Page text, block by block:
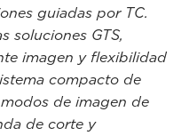
guiadas por TC.
soluciones GTS,
imagen y flexibilidad
compacto de
de imagen de
de corte y